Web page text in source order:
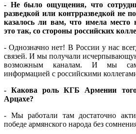
- Не было ощущения, что
разведкой или контрразведкой не
казалось ли вам, что имела место
это так, со стороны российских
- Однозначно нет! В России у нас
связей. И мы получали
возможным каналам. И мы
информацией с российскими
- Какова роль КГБ Армении
Арцахе?
- Мы работали там достаточно
победе армянского народа без